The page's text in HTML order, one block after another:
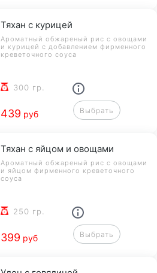
Тяхан с курицей
Ароматный обжареный рис с овощами
и курицей с добавлением фирменного
креветочного соуса
300 гр.
439 руб Выбрать
Тяхан с яйцом и овощами
Ароматный обжареный рис с овощами
и яйцом фирменного креветочного
соуса
250 гр.
399 руб Выбрать